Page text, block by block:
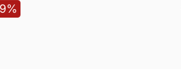
9%